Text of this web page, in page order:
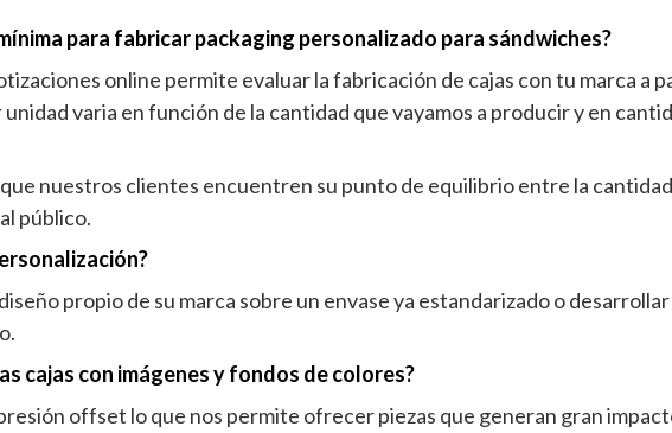
para fabricar packaging personalizado para sándwiches?
online permite evaluar la fabricación de cajas con tu marca a
varia en función de la cantidad que vayamos a producir y en
nuestros clientes encuentren su punto de equilibrio entre la
público.
propio de su marca sobre un envase ya estandarizado o
cajas con imágenes y fondos de colores?
offset lo que nos permite ofrecer piezas que generan gran